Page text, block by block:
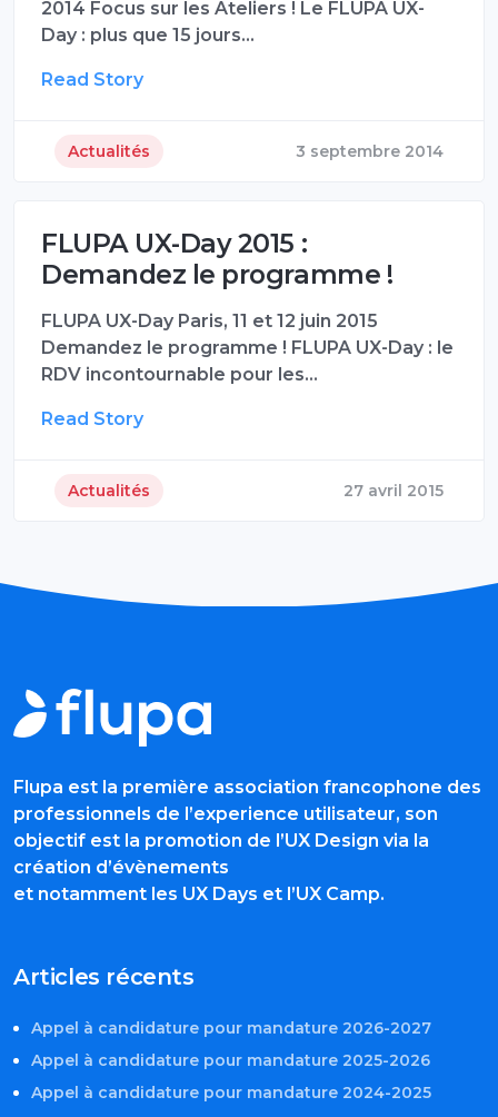
2014 Focus sur les Ateliers ! Le FLUPA UX-
Day : plus que 15 jours…
Read Story
Actualités 3 septembre 2014
FLUPA UX-Day 2015 :
Demandez le programme !
FLUPA UX-Day Paris, 11 et 12 juin 2015
Demandez le programme ! FLUPA UX-Day : le
RDV incontournable pour les…
Read Story
Actualités 27 avril 2015
Flupa est la première association francophone des
professionnels de l’experience utilisateur, son
objectif est la promotion de l’UX Design via la
création d’évènements
et notamment les UX Days et l’UX Camp.
Articles récents
Appel à candidature pour mandature 2026-2027
Appel à candidature pour mandature 2025-2026
Appel à candidature pour mandature 2024-2025